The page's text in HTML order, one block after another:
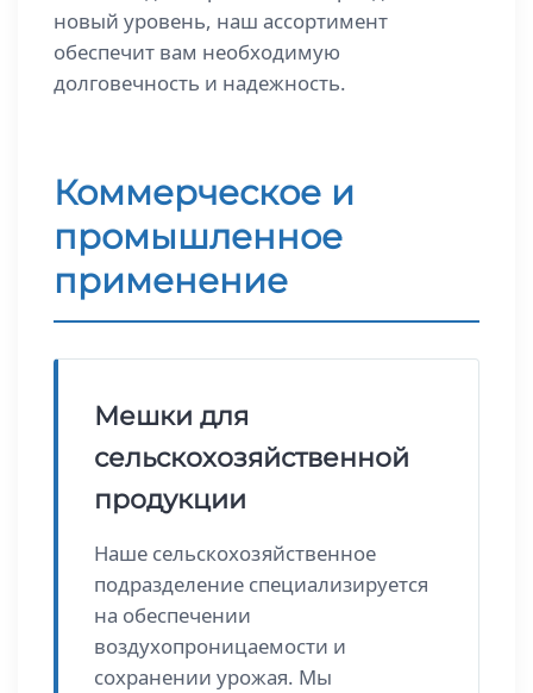
новый уровень, наш ассортимент
обеспечит вам необходимую
долговечность и надежность.
Коммерческое и
промышленное
применение
Мешки для
сельскохозяйственной
продукции
Наше сельскохозяйственное
подразделение специализируется
на обеспечении
воздухопроницаемости и
сохранении урожая. Мы